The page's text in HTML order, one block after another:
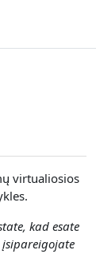
virtualiosios
kad esate
įsipareigojate